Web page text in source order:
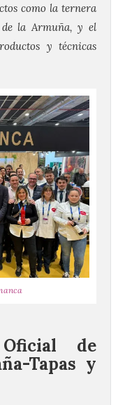
como la ternera
la Armuña, y el
y técnicas
de
Tapas y